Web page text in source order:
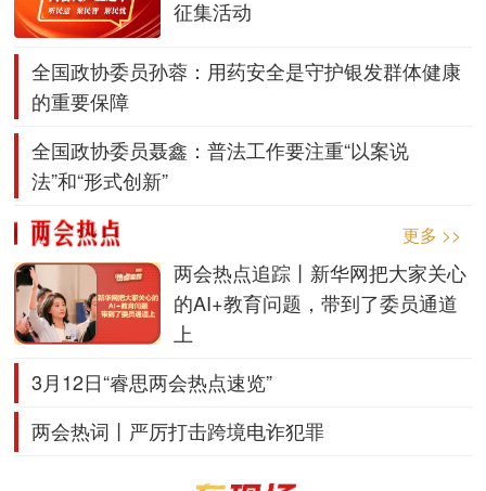
征集活动
全国政协委员孙蓉：用药安全是守护银发群体健康
的重要保障
全国政协委员聂鑫：普法工作要注重“以案说
法”和“形式创新”
更多 >>
两会热点追踪丨新华网把大家关心
的AI+教育问题，带到了委员通道
上
3月12日“睿思两会热点速览”
两会热词丨严厉打击跨境电诈犯罪